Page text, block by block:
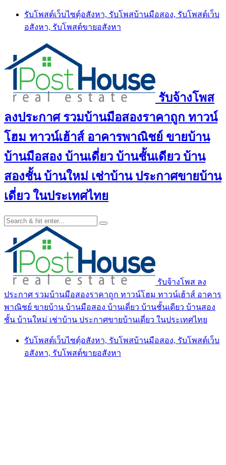
Skip
content
รับโพสต์เว็บไซตฺ์อสังหา, รับโพสบ้านมือสอง, รับโพสต์เว็บ
อสังหา, รับโพสต์ขายอสังหา
รับจ้างโพส
ลงประกาศ รวมบ้านมือสองราคาถูก ทาวน์
โฮม ทาวน์เฮ้าส์ อาคารพาณิชย์ ขายบ้าน
บ้านมือสอง บ้านเดี่ยว บ้านชั้นเดียว บ้าน
สองชั้น บ้านใหม่ เช่าบ้าน ประกาศขายบ้าน
เดี่ยว ในประเทศไทย
รับจ้างโพส ลง
ประกาศ รวมบ้านมือสองราคาถูก ทาวน์โฮม ทาวน์เฮ้าส์ อาคาร
พาณิชย์ ขายบ้าน บ้านมือสอง บ้านเดี่ยว บ้านชั้นเดียว บ้านสอง
ชั้น บ้านใหม่ เช่าบ้าน ประกาศขายบ้านเดี่ยว ในประเทศไทย
รับโพสต์เว็บไซตฺ์อสังหา, รับโพสบ้านมือสอง, รับโพสต์เว็บ
อสังหา, รับโพสต์ขายอสังหา